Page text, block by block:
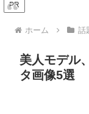
PR
ホーム 話
美人モデル
タ画像5選